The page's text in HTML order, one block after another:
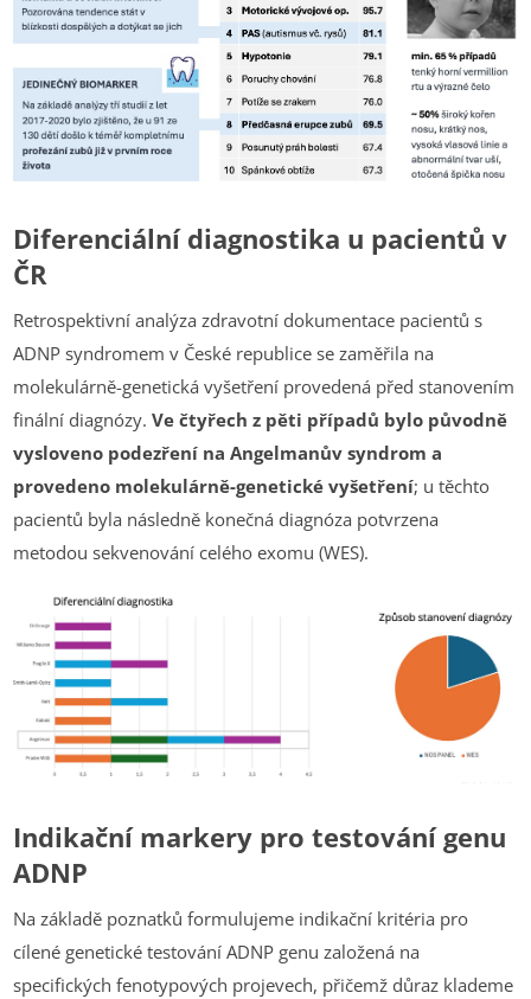
Diferenciální diagnostika u pacientů v
ČR
Retrospektivní analýza zdravotní dokumentace pacientů s
ADNP syndromem v České republice se zaměřila na
molekulárně-genetická vyšetření provedená před stanovením
finální diagnózy.Ve čtyřech z pěti případů bylo původně
vysloveno podezření na Angelmanův syndrom a
provedeno molekulárně-genetické vyšetření; u těchto
pacientů byla následně konečná diagnóza potvrzena
metodou sekvenování celého exomu (WES).
Indikační markery pro testování genu
ADNP
Na základě poznatků formulujeme indikační kritéria pro
cílené genetické testování ADNP genu založená na
specifických fenotypových projevech, přičemž důraz klademe